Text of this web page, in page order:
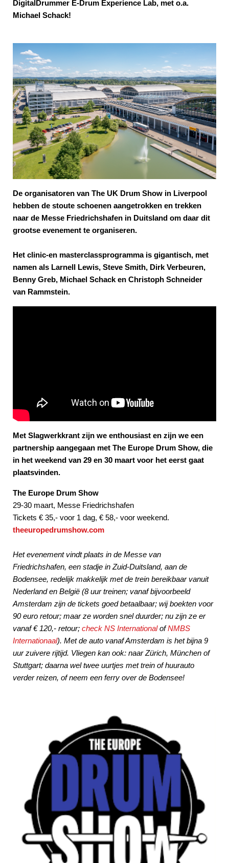
DigitalDrummer E-Drum Experience Lab, met o.a.
Michael Schack!
De organisatoren van The UK Drum Show in Liverpool
hebben de stoute schoenen aangetrokken en trekken
naar de Messe Friedrichshafen in Duitsland om daar dit
grootse evenement te organiseren.
Het clinic-en masterclassprogramma is gigantisch, met
namen als Larnell Lewis, Steve Smith, Dirk Verbeuren,
Benny Greb, Michael Schack en Christoph Schneider
van Rammstein.
Met Slagwerkkrant zijn we enthousiast en zijn we een
partnership aangegaan met The Europe Drum Show, die
in het weekend van 29 en 30 maart voor het eerst gaat
plaatsvinden.
The Europe Drum Show
29-30 maart, Messe Friedrichshafen
Tickets € 35,- voor 1 dag, € 58,- voor weekend.
theeuropedrumshow.com
Het evenement vindt plaats in de Messe van
Friedrichshafen, een stadje in Zuid-Duitsland, aan de
Bodensee, redelijk makkelijk met de trein bereikbaar vanuit
Nederland en België (8 uur treinen; vanaf bijvoorbeeld
Amsterdam zijn de tickets goed betaalbaar; wij boekten voor
90 euro retour; maar ze worden snel duurder; nu zijn ze er
vanaf € 120,- retour; check NS InternationalofNMBS
Internationaal). Met de auto vanaf Amsterdam is het bijna 9
uur zuivere rijtijd. Vliegen kan ook: naar Zürich, München of
Stuttgart; daarna wel twee uurtjes met trein of huurauto
verder reizen, of neem een ferry over de Bodensee!